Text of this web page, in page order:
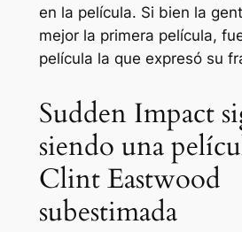
en la película. Si bien la
mejor la primera película,
película la que expresó su
Sudden Impact
siendo una
Clint Eastwood
subestimada